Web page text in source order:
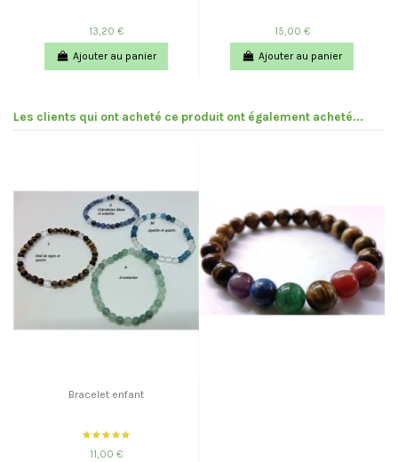
13,20 €
Ajouter au panier
15,00 €
Ajouter au panier
Les clients qui ont acheté ce produit ont également acheté...
Bracelet enfant
11,00 €